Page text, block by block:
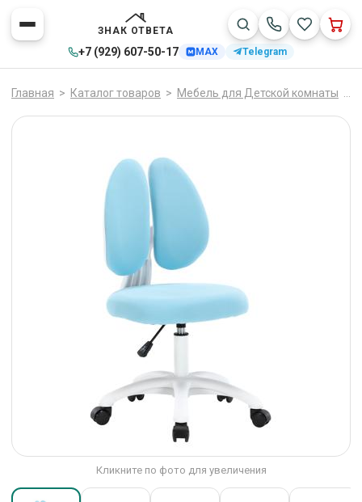
ЗНАК ОТВЕТА
+7 (929) 607-50-17 MAX Telegram
Главная > Каталог товаров > Мебель для Детской комнаты
Кликните по фото для увеличения